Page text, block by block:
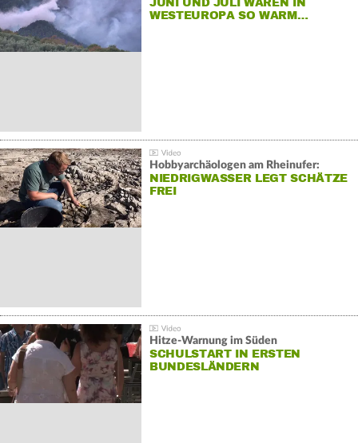
JUNI UND JULI WAREN IN
WESTEUROPA SO WARM…
Hobbyarchäologen am Rheinufer:
NIEDRIGWASSER LEGT SCHÄTZE
FREI
Hitze-Warnung im Süden
SCHULSTART IN ERSTEN
BUNDESLÄNDERN